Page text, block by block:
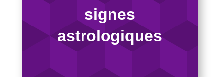
signes
astrologiques